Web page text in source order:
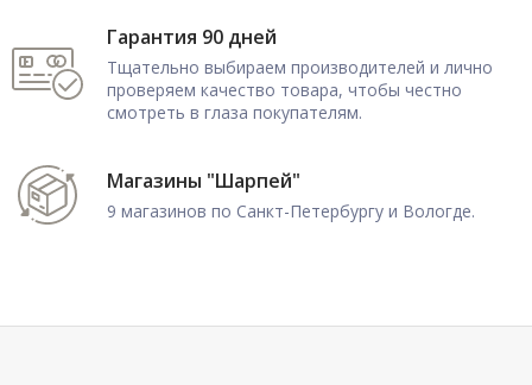
Гарантия 90 дней
Тщательно выбираем производителей и лично
проверяем качество товара, чтобы честно
смотреть в глаза покупателям.
Магазины "Шарпей"
9 магазинов по Санкт-Петербургу и Вологде.